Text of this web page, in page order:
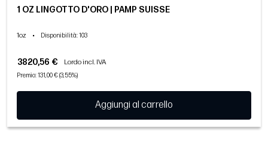
1 OZ LINGOTTO D'ORO | PAMP SUISSE
1oz • Disponibilità: 103
3820,56 € Lordo incl. IVA
Premio: 131,00 € (3,55%)
Aggiungi al carrello